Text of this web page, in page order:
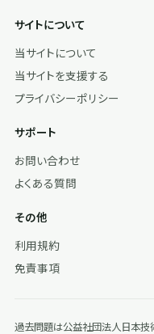
サイトについて
当サイトについて
当サイトを支援する
プライバシーポリシー
サポート
お問い合わせ
よくある質問
その他
利用規約
免責事項
過去問題は公益社団法人日本技